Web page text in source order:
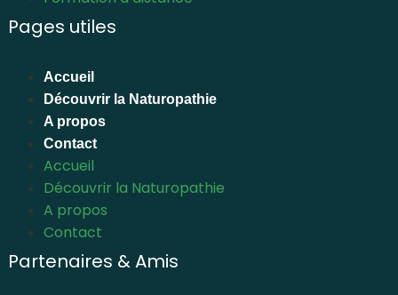
Pages utiles
Accueil
Découvrir la Naturopathie
A propos
Contact
Accueil
Découvrir la Naturopathie
A propos
Contact
Partenaires & Amis